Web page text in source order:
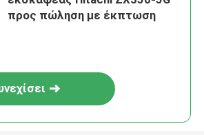
προς πώληση με έκπτωση